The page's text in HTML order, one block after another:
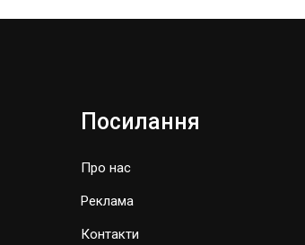
Посилання
Про нас
Реклама
Контакти